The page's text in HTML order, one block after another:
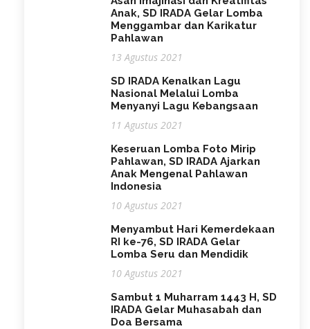
Anak, SD IRADA Gelar Lomba
Menggambar dan Karikatur
Pahlawan
13 Agustus 2021
SD IRADA Kenalkan Lagu
Nasional Melalui Lomba
Menyanyi Lagu Kebangsaan
11 Agustus 2021
Keseruan Lomba Foto Mirip
Pahlawan, SD IRADA Ajarkan
Anak Mengenal Pahlawan
Indonesia
10 Agustus 2021
Menyambut Hari Kemerdekaan
RI ke-76, SD IRADA Gelar
Lomba Seru dan Mendidik
10 Agustus 2021
Sambut 1 Muharram 1443 H, SD
IRADA Gelar Muhasabah dan
Doa Bersama